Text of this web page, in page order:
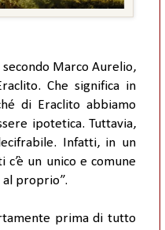
Marco Aurelio,
Che significa in
di Eraclito abbiamo
ipotetica. Tuttavia,
Infatti, in un
un unico e comune
al proprio”.
prima di tutto